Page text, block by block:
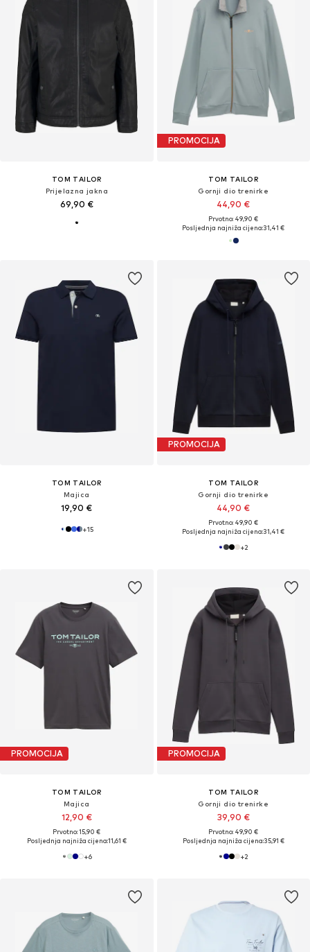
TOM TAILOR
Prijelazna jakna
69,90 €
PROMOCIJA
TOM TAILOR
Gornji dio trenirke
44,90 €
Prvotno: 49,90 €
Posljednja najniža cijena:31,41 €
TOM TAILOR
Majica
19,90 €
+15
PROMOCIJA
TOM TAILOR
Gornji dio trenirke
44,90 €
Prvotno: 49,90 €
Posljednja najniža cijena:31,41 €
+2
PROMOCIJA
TOM TAILOR
Majica
12,90 €
Prvotno: 15,90 €
Posljednja najniža cijena:11,61 €
+6
PROMOCIJA
TOM TAILOR
Gornji dio trenirke
39,90 €
Prvotno: 49,90 €
Posljednja najniža cijena:35,91 €
+2